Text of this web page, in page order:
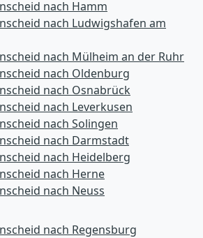
nach Hamm
nach Ludwigshafen am
nach Mülheim an der Ruhr
nach Oldenburg
nach Osnabrück
nach Leverkusen
nach Solingen
nach Darmstadt
nach Heidelberg
nach Herne
nach Neuss
nach Regensburg